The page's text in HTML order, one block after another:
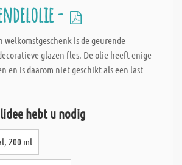
-
welkomstgeschenk is de geurende
glazen fles. De olie heeft enige
en is daarom niet geschikt als een last
hebt u nodig
200 ml